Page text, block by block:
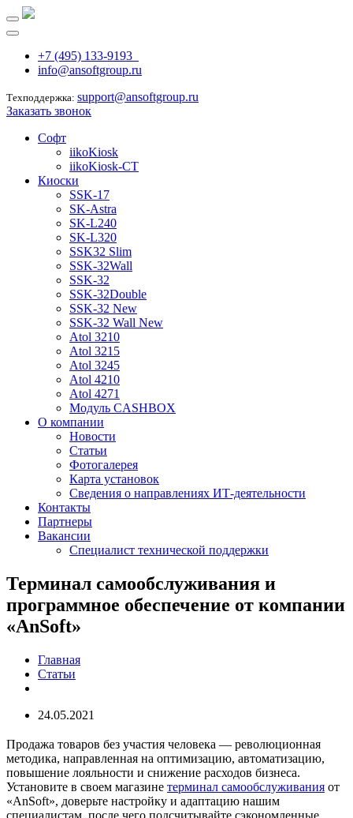
+7 (495) 133-9193
info@ansoftgroup.ru
Техподдержка: support@ansoftgroup.ru
Заказать звонок
Софт
iikoKiosk
iikoKiosk-CT
Киоски
SSK-17
SK-Astra
SK-L240
SK-L320
SSK32 Slim
SSK-32Wall
SSK-32
SSK-32Double
SSK-32 New
SSK-32 Wall New
Atol 3210
Atol 3215
Atol 3245
Atol 4210
Atol 4271
Модуль CASHBOX
О компании
Новости
Статьи
Фотогалерея
Карта установок
Сведения о направлениях ИТ-деятельности
Контакты
Партнеры
Вакансии
Специалист технической поддержки
Терминал самообслуживания и
программное обеспечение от компании
«AnSoft»
Главная
Статьи
24.05.2021
Продажа товаров без участия человека — революционная
методика, направленная на оптимизацию, автоматизацию,
повышение лояльности и снижение расходов бизнеса.
Установите в своем магазине терминал самообслуживания от
«AnSoft», доверьте настройку и адаптацию нашим
специалистам, после чего подсчитывайте сэкономленные